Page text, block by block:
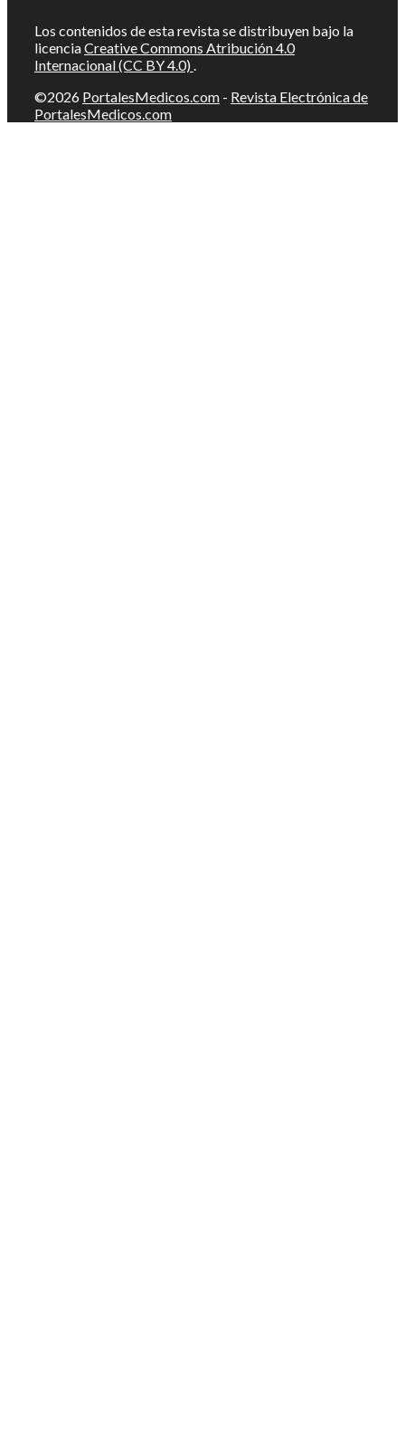
Los contenidos de esta revista se distribuyen bajo la
licenciaCreative Commons Atribución 4.0
Internacional (CC BY 4.0) .
©2026 PortalesMedicos.com - Revista Electrónica de
PortalesMedicos.com